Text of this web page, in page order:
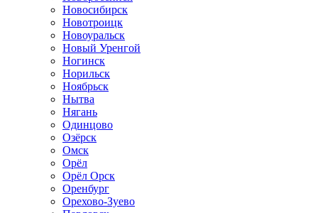
Новосибирск
Новотроицк
Новоуральск
Новый Уренгой
Ногинск
Норильск
Ноябрьск
Нытва
Нягань
Одинцово
Озёрск
Омск
Орёл
Орёл Орск
Оренбург
Орехово-Зуево